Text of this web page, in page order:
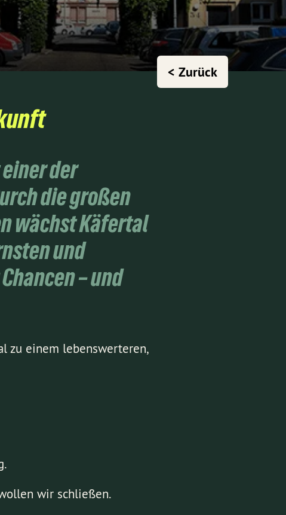
< Zurück
der
die großen
wächst Käfertal
und
– und
zu einem lebenswerteren,
wir schließen.